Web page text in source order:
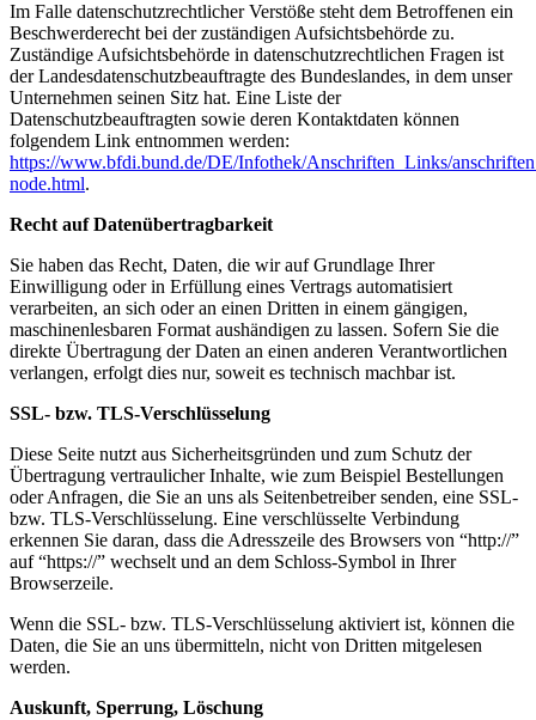
Im Falle datenschutzrechtlicher Verstöße steht dem Betroffenen ein
Beschwerderecht bei der zuständigen Aufsichtsbehörde zu.
Zuständige Aufsichtsbehörde in datenschutzrechtlichen Fragen ist
der Landesdatenschutzbeauftragte des Bundeslandes, in dem unser
Unternehmen seinen Sitz hat. Eine Liste der
Datenschutzbeauftragten sowie deren Kontaktdaten können
folgendem Link entnommen werden:
https://www.bfdi.bund.de/DE/Infothek/Anschriften_Links/
node.html.
Recht auf Datenübertragbarkeit
Sie haben das Recht, Daten, die wir auf Grundlage Ihrer
Einwilligung oder in Erfüllung eines Vertrags automatisiert
verarbeiten, an sich oder an einen Dritten in einem gängigen,
maschinenlesbaren Format aushändigen zu lassen. Sofern Sie die
direkte Übertragung der Daten an einen anderen Verantwortlichen
verlangen, erfolgt dies nur, soweit es technisch machbar ist.
SSL- bzw. TLS-Verschlüsselung
Diese Seite nutzt aus Sicherheitsgründen und zum Schutz der
Übertragung vertraulicher Inhalte, wie zum Beispiel Bestellungen
oder Anfragen, die Sie an uns als Seitenbetreiber senden, eine SSL-
bzw. TLS-Verschlüsselung. Eine verschlüsselte Verbindung
erkennen Sie daran, dass die Adresszeile des Browsers von “http://”
auf “https://” wechselt und an dem Schloss-Symbol in Ihrer
Browserzeile.
Wenn die SSL- bzw. TLS-Verschlüsselung aktiviert ist, können die
Daten, die Sie an uns übermitteln, nicht von Dritten mitgelesen
werden.
Auskunft, Sperrung, Löschung